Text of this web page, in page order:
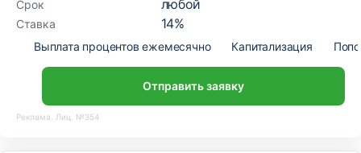
Срок любой
Ставка 14%
Выплата процентов ежемесячно Капитализация
Отправить заявку
Реклама. Лиц. №354